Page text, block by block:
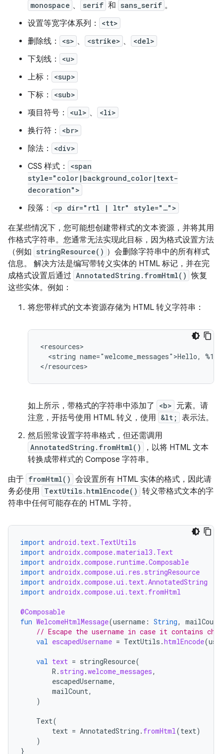
monospace 、 serif 和 sans_serif 。
设置等宽字体系列：
<tt>
删除线： <s> 、 <strike> 、 <del>
下划线： <u>
上标： <sup>
下标： <sub>
项目符号： <ul> 、 <li>
换行符： <br>
除法： <div>
CSS 样式：
<span
style="color|background_color|text-
decoration">
段落： <p dir="rtl | ltr" style="…">
在某些情况下，您可能想创建带样式的文本资源，并将其用
作格式字符串。您通常无法实现此目标，因为格式设置方法
（例如 stringResource() ）会删除字符串中的所有样式
信息。 解决方法是编写带转义实体的 HTML 标记，并在完
成格式设置后通过 AnnotatedString.fromHtml() 恢复
这些实体。例如：
将您带样式的文本资源存储为 HTML 转义字符串：
<string name="welcome_messages">Hello,
</resources>
如上所示，带格式的字符串中添加了 <b> 元素。请
注意，开括号使用 HTML 转义，使用 &lt;
表示法。
然后照常设置字符串格式，但还需调用
AnnotatedString.fromHtml()
，以将 HTML 文本
转换成带样式的 Compose 字符串。
由于 fromHtml() 会设置所有 HTML 实体的格式，因此请
务必使用 TextUtils.htmlEncode() 转义带格式文本的字
符串中任何可能存在的 HTML 字符。
import android.text.TextUtils
import androidx.compose.material3.Text
import androidx.compose.runtime.Composable
import androidx.compose.ui.res.stringResource
import androidx.compose.ui.text.AnnotatedString
import androidx.compose.ui.text.fromHtml
@Composable
fun WelcomeHtmlMessage(username : String, mailCount
// Escape the username in case it contains
val escapedUsername = TextUtils .htmlEncode(
val text = stringResource(
R . string .welcome_messages,
escapedUsername,
mailCount,
)
Text(
text = AnnotatedString . fromHtml(text)
)
}